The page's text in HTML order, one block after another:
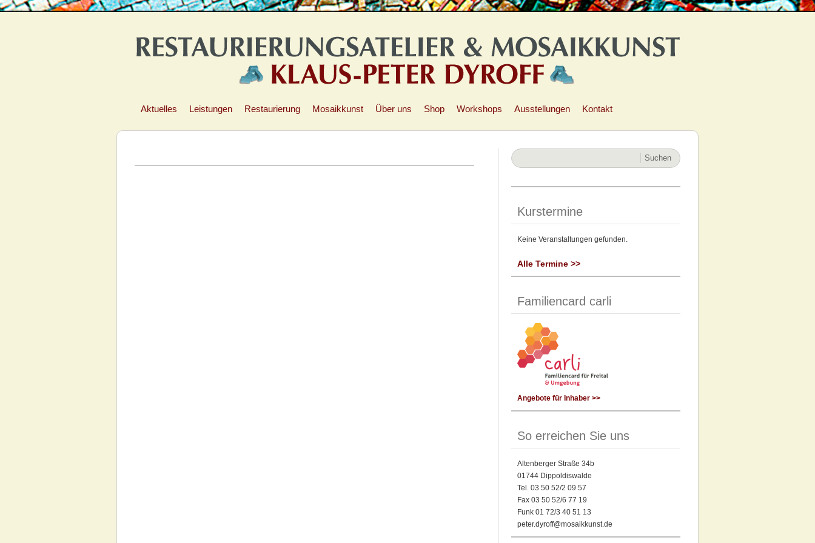
Aktuelles Leistungen Restaurierung Mosaikkunst Über uns Shop Workshops Ausstellungen Kontakt
Kurstermine
Keine Veranstaltungen gefunden.
Alle Termine >>
Familiencard carli
Angebote für Inhaber >>
So erreichen Sie uns
Altenberger Straße 34b
01744 Dippoldiswalde
Tel. 03 50 52/2 09 57
Fax 03 50 52/6 77 19
Funk 01 72/3 40 51 13
peter.dyroff@mosaikkunst.de